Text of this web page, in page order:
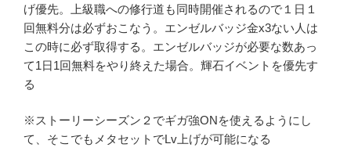
げ優先。上級職への修行道も同時開催されるので１日１
回無料分は必ずおこなう。エンゼルバッジ金x3ない人は
この時に必ず取得する。エンゼルバッジが必要な数あっ
て1日1回無料をやり終えた場合。輝石イベントを優先す
る
※ストーリーシーズン２でギガ強ONを使えるようにし
て、そこでもメタセットでLv上げが可能になる